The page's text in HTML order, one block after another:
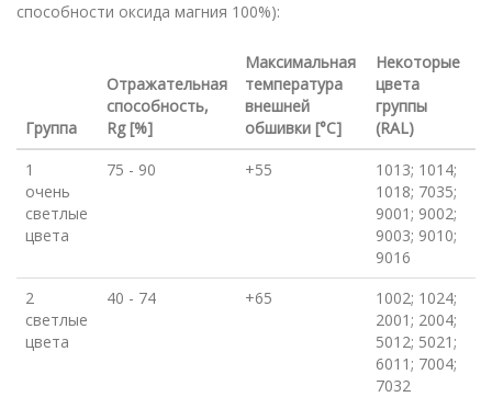
способности оксида магния 100%):
Группа
Отражательная
способность,
Rg [%]
Максимальная
температура
внешней
обшивки [°C]
Некоторые
цвета
группы
(RAL)
1
очень
светлые
цвета
75 - 90 +55
1013; 1014;
1018; 7035;
9001; 9002;
9003; 9010;
9016
2
светлые
цвета
40 - 74 +65
1002; 1024;
2001; 2004;
5012; 5021;
6011; 7004;
7032